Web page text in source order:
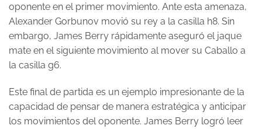
oponente en el primer movimiento. Ante esta amenaza,
Alexander Gorbunov movió su rey a la casilla h8. Sin
embargo, James Berry rápidamente aseguró el jaque
mate en el siguiente movimiento al mover su Caballo a
la casilla g6.
Este final de partida es un ejemplo impresionante de la
capacidad de pensar de manera estratégica y anticipar
los movimientos del oponente. James Berry logró leer